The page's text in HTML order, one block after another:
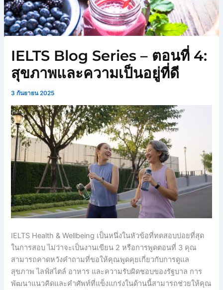
IELTS Blog Series – ตอนที่ 4:
สุขภาพและความเป็นอยู่ที่ดี
3 กันยายน 2025
IELTS Health & Wellbeing เป็นหนึ่งในหัวข้อที่ทดสอบบ่อยที่สุด
ในการสอบ ไม่ว่าจะเป็นงานเขียน 2 หรือการพูดตอนที่ 3 คุณ
สามารถคาดหวังคําถามที่ขอให้คุณพูดคุยเกี่ยวกับการดูแล
สุขภาพ ไลฟ์สไตล์ อาหาร และความรับผิดชอบของรัฐบาล การ
พัฒนาแนวคิดและคําศัพท์ที่แข็งแกร่งในด้านนี้สามารถช่วยให้คุณ